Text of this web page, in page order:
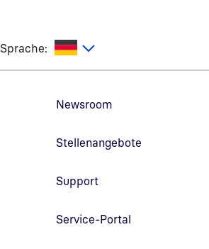
Sprache:
Newsroom
Stellenangebote
Support
Service-Portal